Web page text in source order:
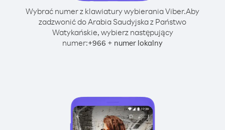
Wybrać numer z klawiatury wybierania Viber.Aby
zadzwonić do Arabia Saudyjska z Państwo
Watykańskie, wybierz następujący
numer:+966 + numer lokalny